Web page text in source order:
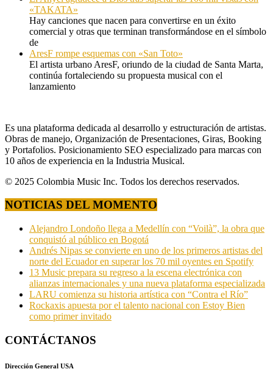
«TAKATA»
Hay canciones que nacen para convertirse en un éxito
comercial y otras que terminan transformándose en el símbolo
de
AresF rompe esquemas con «San Toto»
El artista urbano AresF, oriundo de la ciudad de Santa Marta,
continúa fortaleciendo su propuesta musical con el
lanzamiento
Es una plataforma dedicada al desarrollo y estructuración de artistas.
Obras de manejo, Organización de Presentaciones, Giras, Booking
y Portafolios. Posicionamiento SEO especializado para marcas con
10 años de experiencia en la Industria Musical.
© 2025 Colombia Music Inc. Todos los derechos reservados.
NOTICIAS DEL MOMENTO
Alejandro Londoño llega a Medellín con “Voilà”, la obra que
conquistó al público en Bogotá
Andrés Nipas se convierte en uno de los primeros artistas del
norte del Ecuador en superar los 70 mil oyentes en Spotify
13 Music prepara su regreso a la escena electrónica con
alianzas internacionales y una nueva plataforma especializada
LARU comienza su historia artística con “Contra el Río”
Rockaxis apuesta por el talento nacional con Estoy Bien
como primer invitado
CONTÁCTANOS
Dirección General USA